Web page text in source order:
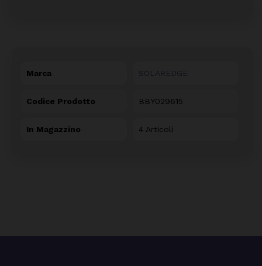
Marca SOLAREDGE
Codice Prodotto BBY029615
In Magazzino 4 Articoli